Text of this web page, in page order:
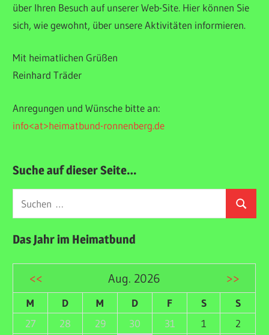
über Ihren Besuch auf unserer Web-Site. Hier können Sie
sich, wie gewohnt, über unsere Aktivitäten informieren.
Mit heimatlichen Grüßen
Reinhard Träder
Anregungen und Wünsche bitte an:
info<at>heimatbund-ronnenberg.de
Suche auf dieser Seite…
Suchen
nach:
Suchen
Das Jahr im Heimatbund
<< Aug. 2026 >>
M D M D F S
S
27
28 29 30 31 1
2